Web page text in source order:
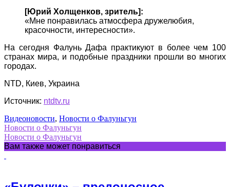
[Юрий Холщенков, зритель]:
«Мне понравилась атмосфера дружелюбия,
красочности, интересности».
На сегодня Фалунь Дафа практикуют в более чем 100
странах мира, и подобные праздники прошли во многих
городах.
NTD, Киев, Украина
Источник: ntdtv.ru
Видеоновости, Новости о Фалуньгун
Новости о Фалуньгун
Новости о Фалуньгун
Вам также может понравиться